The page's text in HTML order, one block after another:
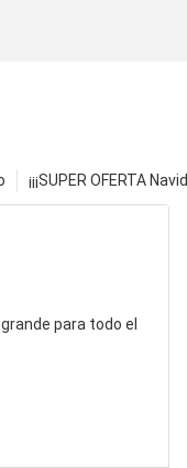
¡¡¡SUPER OFERTA